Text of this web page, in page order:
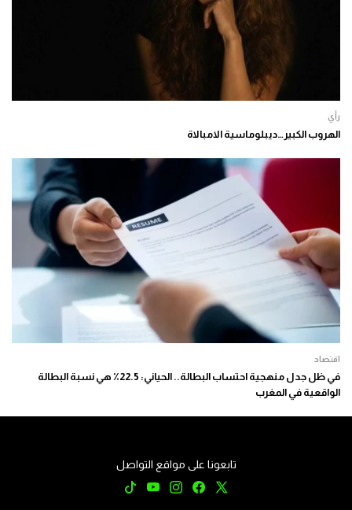
رأي
الهروب الكبير…ديبلوماسية الامبالاة
اقتصاد
في ظل جدل منهجية احتساب البطالة.. الحياني: 22.5٪ هي نسبة البطالة
الواقعية في المغرب
تابعونا على مواقع التواصل